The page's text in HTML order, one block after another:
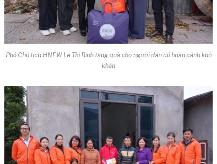
Phó Chủ tịch HNEW Lê Thị Bình tặng quà cho người dân có hoàn cảnh khó
khăn